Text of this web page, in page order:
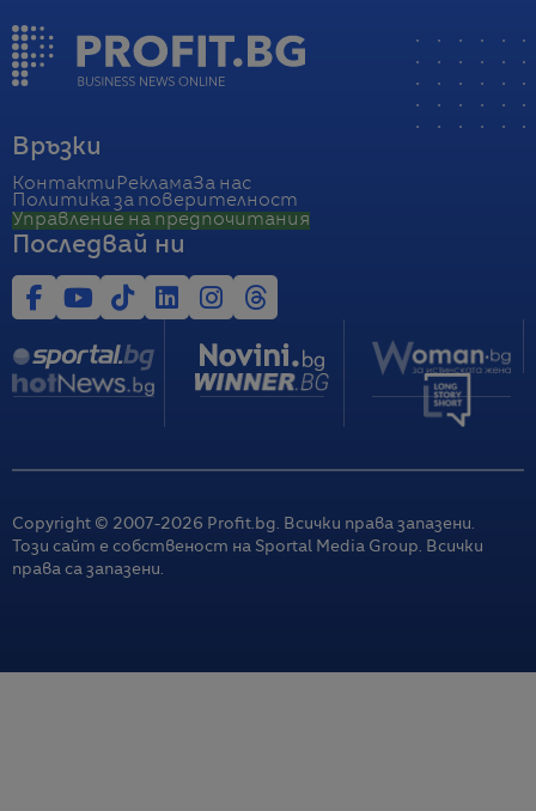
Връзки
Контакти РекламаЗа нас
Политика за поверителност
Управление на предпочитания
Последвай ни
Copyright © 2007-2026 Profit.bg. Всички права запазени.
Този сайт е собственост на Sportal Media Group. Всички
права са запазени.